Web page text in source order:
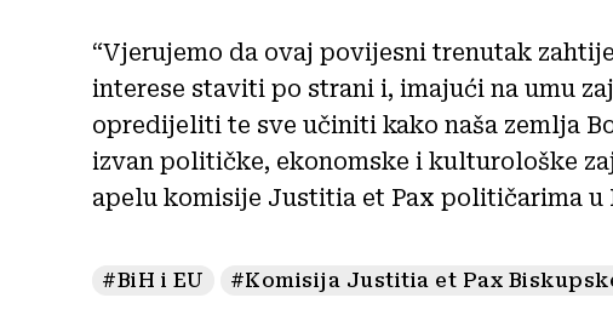
“Vjerujemo da ovaj povijesni trenutak
interese staviti po strani i, imajući na umu
opredijeliti te sve učiniti kako naša zemlja
izvan političke, ekonomske i kulturološke
apelu komisije Justitia et Pax političarima
#BiH i EU #Komisija Justitia et Pax